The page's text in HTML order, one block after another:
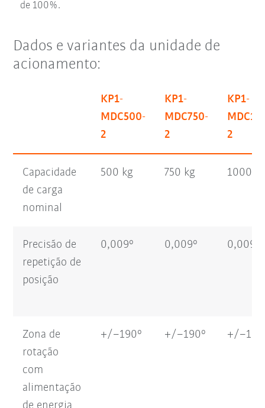
de 100%.
Dados e variantes da unidade de
acionamento:
KP1-
MDC500-
2
KP1-
MDC750-
2
KP1-
2
Capacidade
de carga
nominal
500 kg 750 kg 1000
Precisão de
repetição de
posição
0,009° 0,009° 0,009°
Zona de
rotação
com
alimentação
+/–190° +/–190° +/